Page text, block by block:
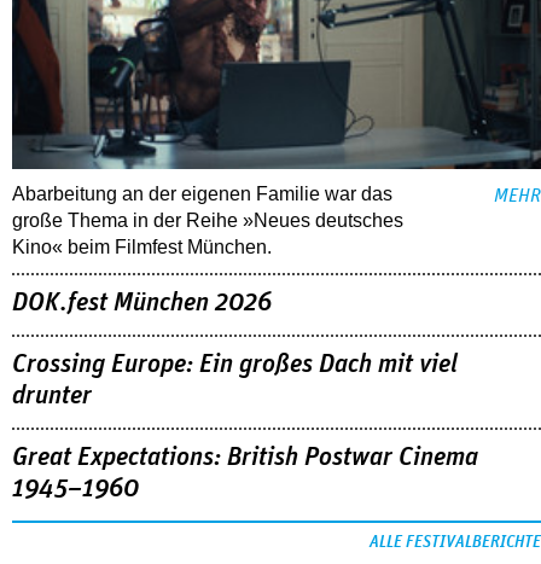
Abarbeitung an der eigenen Familie war das
große Thema in der Reihe »Neues deutsches
Kino« beim Filmfest München.
MEHR
DOK.fest München 2026
Crossing Europe: Ein großes Dach mit viel
drunter
Great Expectations: British Postwar Cinema
1945–1960
ALLE FESTIVALBERICHTE